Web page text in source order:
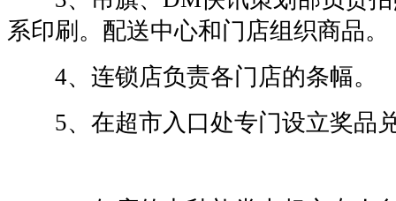
系印刷。配送中心和门店组织商品。
4、连锁店负责各门店的条幅。
5、在超市入口处专门设立奖品